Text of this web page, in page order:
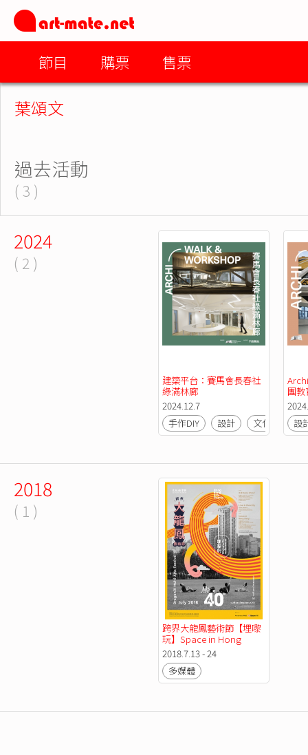
節目 購票 售票
葉頌文
過去活動
( 3 )
2024
( 2 )
建築平台：賽馬會長春社
綠滿林廊
2024.12.7
手作DIY
設計 文化
團
設
2018
( 1 )
跨界大龍鳳藝術節【埋嚟
玩】Space in Hong
Kong
2018.7.13 - 24
多媒體